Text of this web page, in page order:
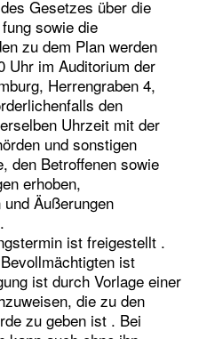
Gesetzes über die
sowie die
zu dem Plan werden
Uhr im Auditorium der
Herrengraben 4,
den
Uhrzeit mit der
und sonstigen
den Betroffenen sowie
erhoben,
Äußerungen
ist freigestellt .
ist
ist durch Vorlage einer
die zu den
zu geben ist . Bei